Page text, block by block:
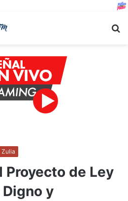
Zulia
Proyecto de Ley
y